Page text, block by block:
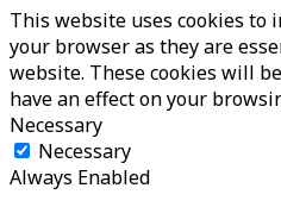
This website uses cookies to
your browser as they are
website. These cookies will
have an effect on your
Necessary
Necessary
Always Enabled